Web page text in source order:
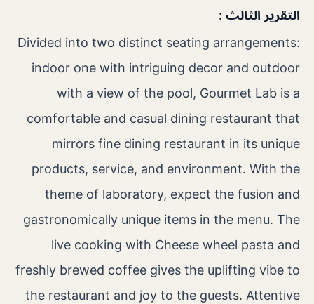
التقرير الثالث :
Divided into two distinct seating arrangements:
indoor one with intriguing decor and outdoor
with a view of the pool, Gourmet Lab is a
comfortable and casual dining restaurant that
mirrors fine dining restaurant in its unique
products, service, and environment. With the
theme of laboratory, expect the fusion and
gastronomically unique items in the menu. The
live cooking with Cheese wheel pasta and
freshly brewed coffee gives the uplifting vibe to
the restaurant and joy to the guests. Attentive